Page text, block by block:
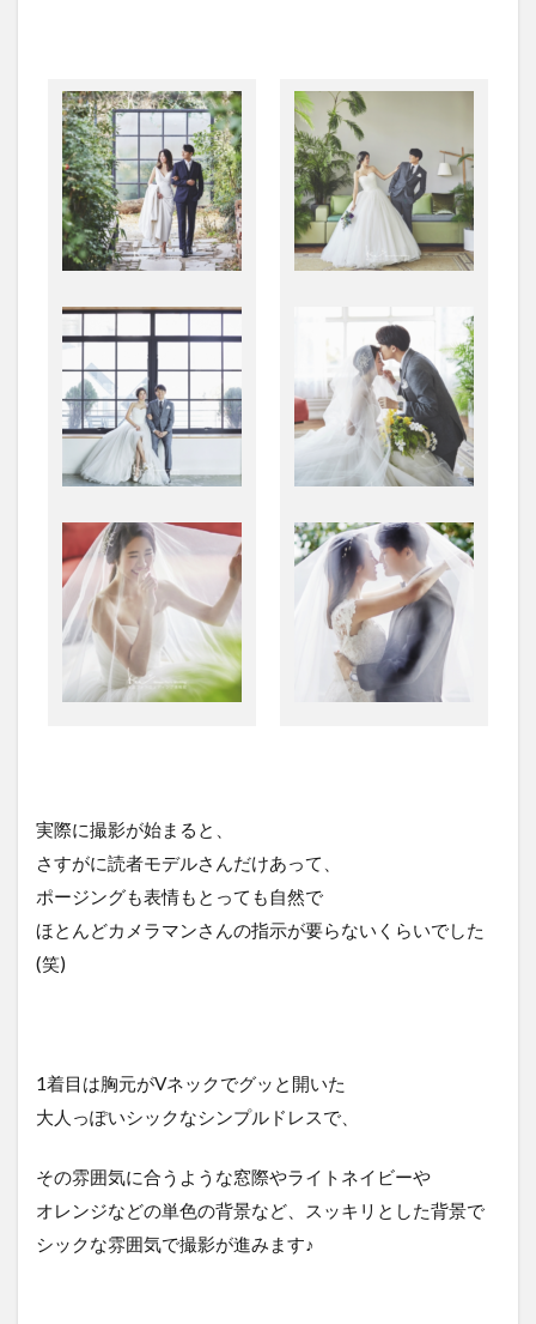
実際に撮影が始まると、
さすがに読者モデルさんだけあって、
ポージングも表情もとっても自然で
ほとんどカメラマンさんの指示が要らないくらいでした
(笑)
1着目は胸元がVネックでグッと開いた
大人っぽいシックなシンプルドレスで、
その雰囲気に合うような窓際やライトネイビーや
オレンジなどの単色の背景など、スッキリとした背景で
シックな雰囲気で撮影が進みます♪